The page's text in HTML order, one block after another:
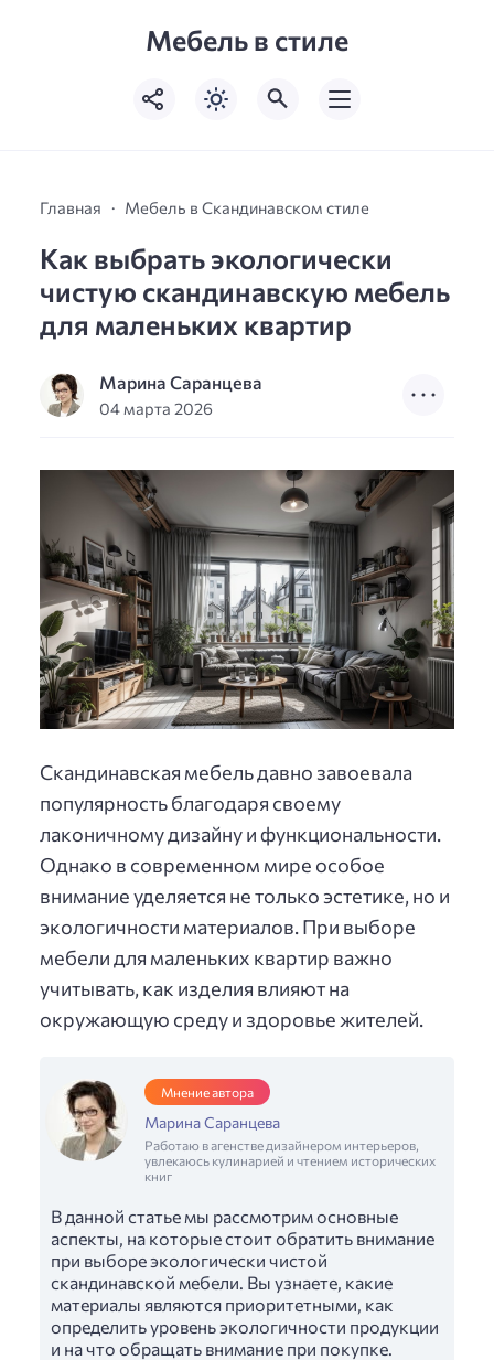
Мебель в стиле
Главная Мебель в Скандинавском стиле
Как выбрать экологически
чистую скандинавскую мебель
для маленьких квартир
Марина Саранцева
04 марта 2026
Скандинавская мебель давно завоевала
популярность благодаря своему
лаконичному дизайну и функциональности.
Однако в современном мире особое
внимание уделяется не только эстетике, но и
экологичности материалов. При выборе
мебели для маленьких квартир важно
учитывать, как изделия влияют на
окружающую среду и здоровье жителей.
Мнение автора
Марина Саранцева
Работаю в агенстве дизайнером интерьеров,
увлекаюсь кулинарией и чтением исторических
книг
В данной статье мы рассмотрим основные
аспекты, на которые стоит обратить внимание
при выборе экологически чистой
скандинавской мебели. Вы узнаете, какие
материалы являются приоритетными, как
определить уровень экологичности продукции
и на что обращать внимание при покупке.